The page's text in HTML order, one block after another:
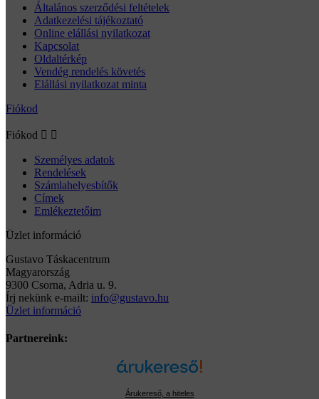
Általános szerződési feltételek
Adatkezelési tájékoztató
Online elállási nyilatkozat
Kapcsolat
Oldaltérkép
Vendég rendelés követés
Elállási nyilatkozat minta
Fiókod
Fiókod  
Személyes adatok
Rendelések
Számlahelyesbítők
Címek
Emlékeztetőim
Üzlet információ
Gustavo Táskacentrum
Magyarország
9300 Csorna, Adria u. 9.
Írj nekünk e-mailt: info@gustavo.hu
Üzlet információ
Partnereink:
Árukereső, a hiteles